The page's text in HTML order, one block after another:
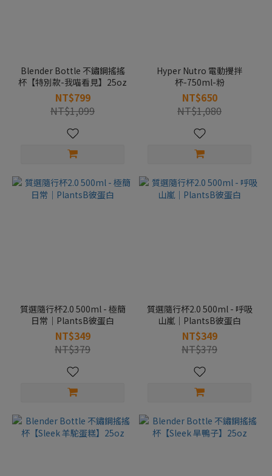
Blender Bottle 不鏽鋼搖搖
杯【特別款-我喵看見】25oz
NT$799
NT$1,099
Hyper Nutro 電動攪拌
杯-750ml-粉
NT$650
NT$1,080
質選隨行杯2.0 500ml - 極簡
日常｜PlantsB彼蛋白
NT$349
NT$379
質選隨行杯2.0 500ml - 呼吸
山嵐｜PlantsB彼蛋白
NT$349
NT$379